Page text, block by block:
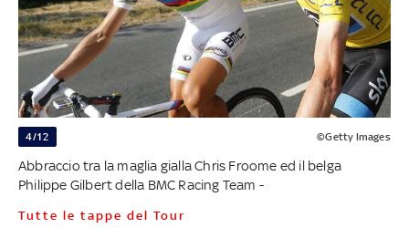
4/12 ©Getty Images
Abbraccio tra la maglia gialla Chris Froome ed il belga
Philippe Gilbert della BMC Racing Team -
Tutte le tappe del Tour